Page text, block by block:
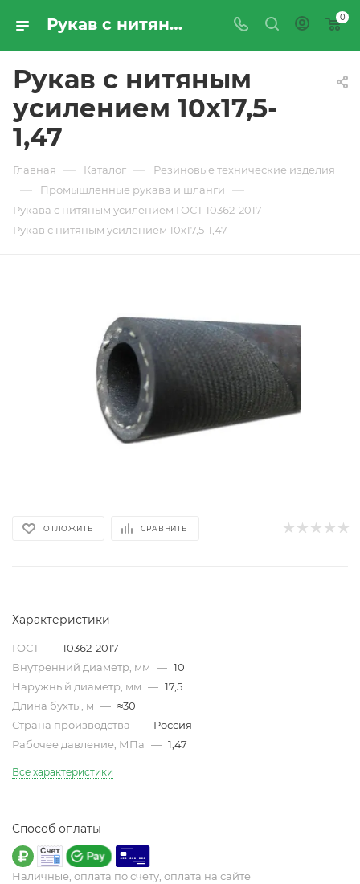
Рукав с нитяным усилением 10х17,5-1,47 - купить по цене производителя с доставкой по Москве и России | ПРОМРЕСУРССЕРВИС 0
Рукав с нитяным
усилением 10х17,5-
1,47
Главная — Каталог — Резиновые технические изделия
— Промышленные рукава и шланги —
Рукава с нитяным усилением ГОСТ 10362-2017 —
Рукав с нитяным усилением 10х17,5-1,47
ОТЛОЖИТЬ СРАВНИТЬ
Характеристики
ГОСТ — 10362-2017
Внутренний диаметр, мм — 10
Наружный диаметр, мм — 17,5
Длина бухты, м — ≈30
Страна производства — Россия
Рабочее давление, МПа — 1,47
Все характеристики
Способ оплаты
Наличные, оплата по счету, оплата на сайте